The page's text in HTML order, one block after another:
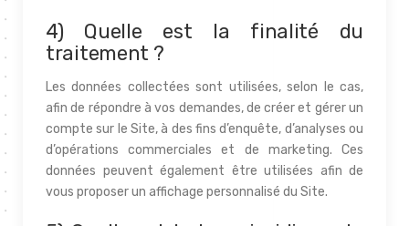
4) Quelle est la finalité du
traitement ?
Les données collectées sont utilisées, selon le cas,
afin de répondre à vos demandes, de créer et gérer un
compte sur le Site, à des fins d’enquête, d’analyses ou
d’opérations commerciales et de marketing. Ces
données peuvent également être utilisées afin de
vous proposer un affichage personnalisé du Site.